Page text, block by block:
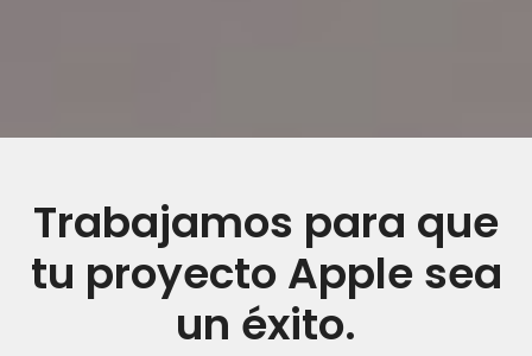
Trabajamos para que
tu proyecto Apple sea
un éxito.